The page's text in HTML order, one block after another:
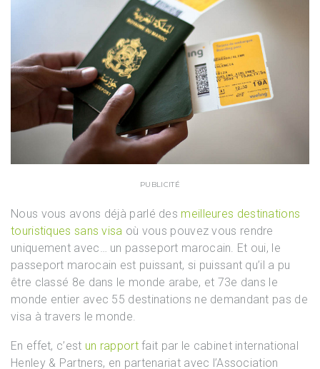
PUBLICITÉ
Nous vous avons déjà parlé des meilleures destinations
touristiques sans visa où vous pouvez vous rendre
uniquement avec… un passeport marocain. Et oui, le
passeport marocain est puissant, si puissant qu’il a pu
être classé 8e dans le monde arabe, et 73e dans le
monde entier avec 55 destinations ne demandant pas de
visa à travers le monde.
En effet, c’est un rapportfait par le cabinet international
Henley & Partners, en partenariat avec l’Association